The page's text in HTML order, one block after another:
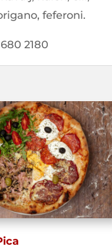
feferoni.
2180